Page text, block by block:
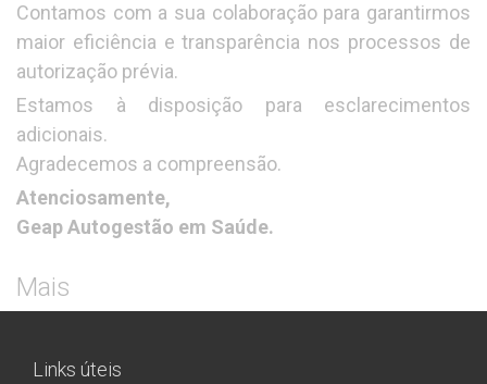
Contamos com a sua colaboração para garantirmos
maior eficiência e transparência nos processos de
autorização prévia.
Estamos à disposição para esclarecimentos
adicionais.
Agradecemos a compreensão.
Atenciosamente,
Geap Autogestão em Saúde.
Mais
Links úteis